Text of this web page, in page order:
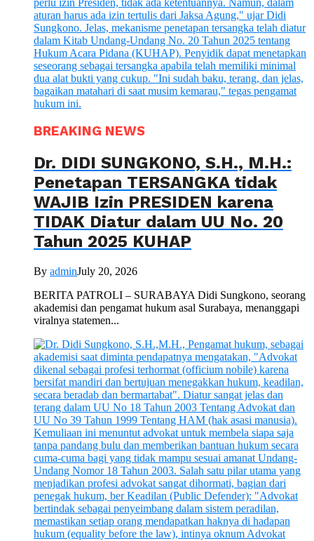
BREAKING NEWS
Dr. DIDI SUNGKONO, S.H., M.H.:
Penetapan TERSANGKA tidak
WAJIB Izin PRESIDEN karena
TIDAK Diatur dalam UU No. 20
Tahun 2025 KUHAP
By adminJuly 20, 2026
BERITA PATROLI – SURABAYA Didi Sungkono, seorang
akademisi dan pengamat hukum asal Surabaya, menanggapi
viralnya statemen...